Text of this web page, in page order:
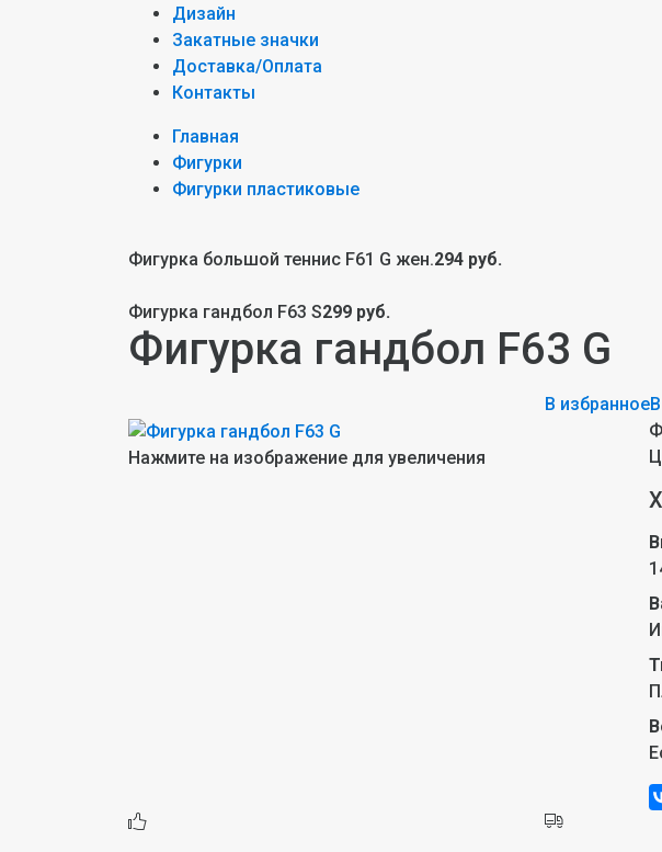
Дизайн
Закатные значки
Доставка/Оплата
Контакты
Главная
Фигурки
Фигурки пластиковые
Фигурка большой теннис F61 G жен.294 руб.
Фигурка гандбол F63 S299 руб.
Фигурка гандбол F63 G
В избранное
Нажмите на изображение для увеличения